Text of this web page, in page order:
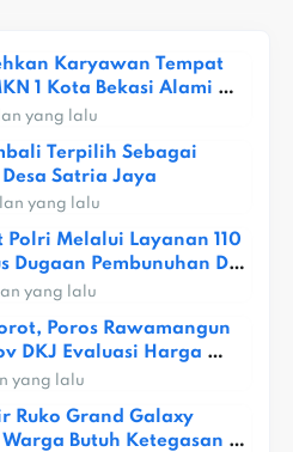
Karyawan Tempat
1 Kota Bekasi Alami
yang lalu
Terpilih Sebagai
Satria Jaya
yang lalu
Polri Melalui Layanan 110
Dugaan Pembunuhan Di
yang lalu
Poros Rawamangun
DKJ Evaluasi Harga
yang lalu
Ruko Grand Galaxy
Warga Butuh Ketegasan